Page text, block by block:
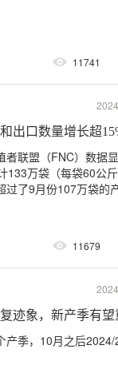
11741
出口数量增长超
者联盟（FNC）数据
133万袋（每袋60公
了9月份107万袋的产
11679
迹象，新产季有望
产季，10月之后